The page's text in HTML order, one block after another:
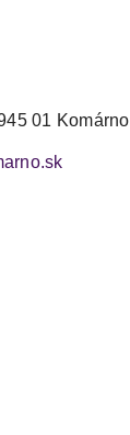
01 Komárno